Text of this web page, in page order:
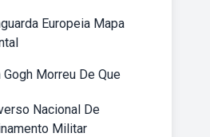
Europeia Mapa
Gogh Morreu De Que
Nacional De
Militar